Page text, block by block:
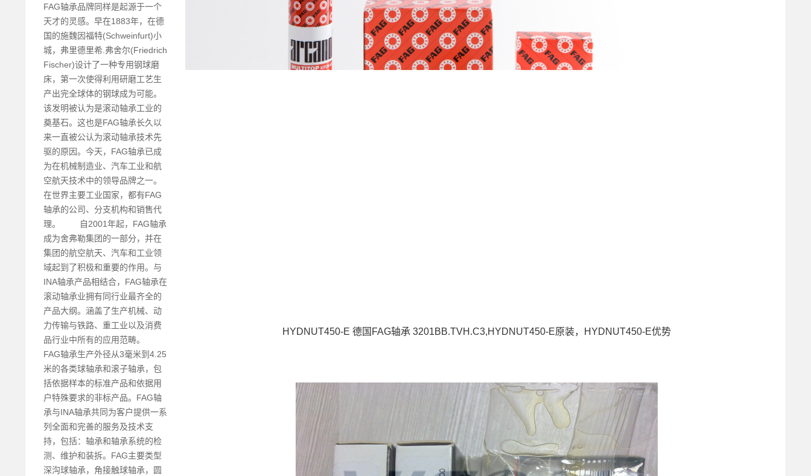
FAG轴承品牌同样是起源于一个
天才的灵感。早在1883年，在德
国的施魏因福特(Schweinfurt)小
城，弗里德里希.弗舍尔(Friedrich
Fischer)设计了一种专用钢球磨
床，第一次使得利用研磨工艺生
产出完全球体的钢球成为可能。
该发明被认为是滚动轴承工业的
奠基石。这也是FAG轴承长久以
来一直被公认为滚动轴承技术先
驱的原因。今天，FAG轴承已成
为在机械制造业、汽车工业和航
空航天技术中的领导品牌之一。
在世界主要工业国家，都有FAG
轴承的公司、分支机构和销售代
理。 自2001年起，FAG轴承
成为舍弗勒集团的一部分，并在
集团的航空航天、汽车和工业领
域起到了积极和重要的作用。与
INA轴承产品相结合，FAG轴承在
滚动轴承业拥有同行业最齐全的
产品大纲。涵盖了生产机械、动
力传输与铁路、重工业以及消费
品行业中所有的应用范畴。
FAG轴承生产外径从3毫米到4.25
米的各类球轴承和滚子轴承，包
括依据样本的标准产品和依据用
户特殊要求的非标产品。FAG轴
承与INA轴承共同为客户提供一系
列全面和完善的服务及技术支
持，包括：轴承和轴承系统的检
测、维护和装拆。FAG主要类型
深沟球轴承，角接触球轴承，圆
HYDNUT450-E 德国FAG轴承 3201BB.TVH.C3,HYDNUT450-E原装，HYDNUT450-E优势